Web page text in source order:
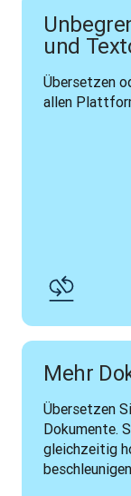
und
Übersetzen
allen
Mehr
Übersetzen
Dokumente.
gleichzeitig